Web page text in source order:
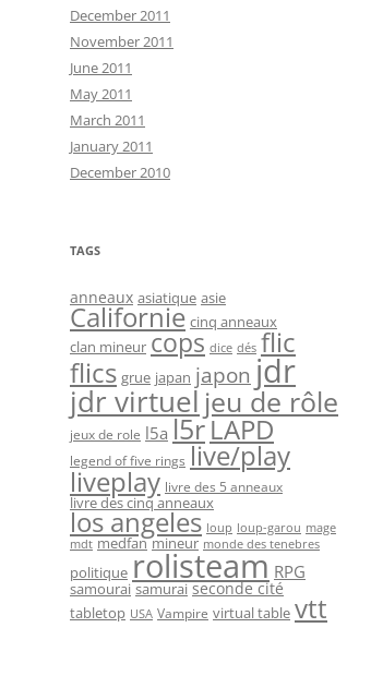
December 2011
November 2011
June 2011
May 2011
March 2011
January 2011
December 2010
TAGS
anneaux asiatique asie
Californie cinq anneaux
clan mineur cops dice dés flic
flics grue japan japon jdr
jdr virtuel jeu de rôle
jeux de role l5a l5rLAPD
legend of five rings live/play
liveplay livre des 5 anneaux
livre des cinq anneaux
los angeles loup loup-garou mage
mdt medfan mineur monde des tenebres
politique rolisteam RPG
samourai samurai seconde cité
tabletop USA Vampire virtual table vtt